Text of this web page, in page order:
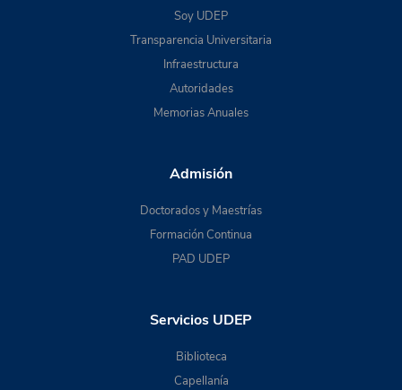
Soy UDEP
Transparencia Universitaria
Infraestructura
Autoridades
Memorias Anuales
Admisión
Doctorados y Maestrías
Formación Continua
PAD UDEP
Servicios UDEP
Biblioteca
Capellanía